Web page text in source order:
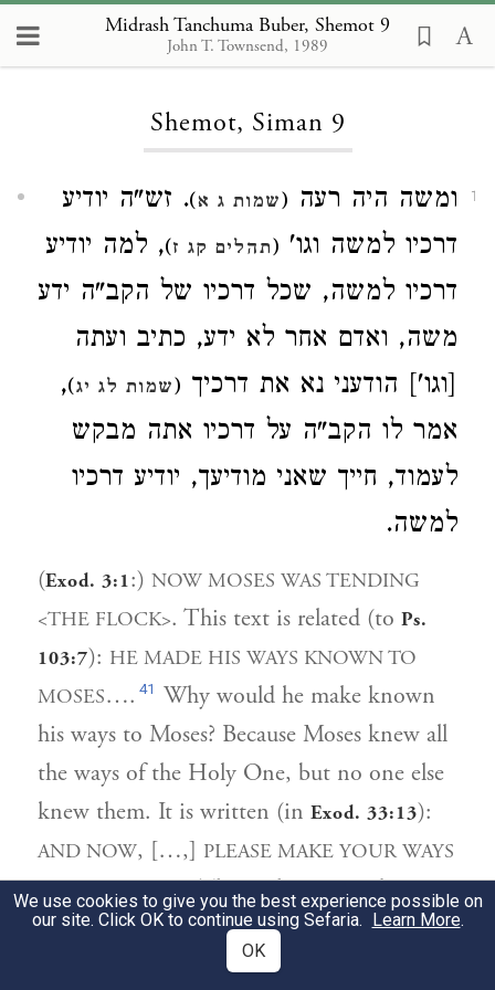
Midrash Tanchuma Buber, Shemot 9
John T. Townsend, 1989
Loading...
Shemot, Siman 9
1 ומשה היה רעה (שמות ג א). זש"ה יודיע
דרכיו למשה וגו' (תהלים קג ז), למה יודיע
דרכיו למשה, שכל דרכיו של הקב"ה ידע
משה, ואדם אחר לא ידע, כתיב ועתה
[וגו'] הודעני נא את דרכיך (שמות לג יג)
,
אמר לו הקב"ה על דרכיו אתה מבקש
לעמוד, חייך שאני מודיעך, יודיע דרכיו
למשה.
(Exod. 3:1:) NOW MOSES WAS TENDING
<THE FLOCK>. This text is related (to Ps.
103:7): HE MADE HIS WAYS KNOWN TO
MOSES…. 41 Why would he make known
his ways to Moses? Because Moses knew all
the ways of the Holy One, but no one else
knew them. It is written (in Exod. 33:13):
AND NOW, […,] PLEASE MAKE YOUR WAYS
KNOWN TO ME . The Holy One said to
him: Do you desire to stand upon my42
ways? By your life, I will make <them>
We use cookies to give you the best experience possible on
our site. Click OK to continue using Sefaria. Learn More.
OK